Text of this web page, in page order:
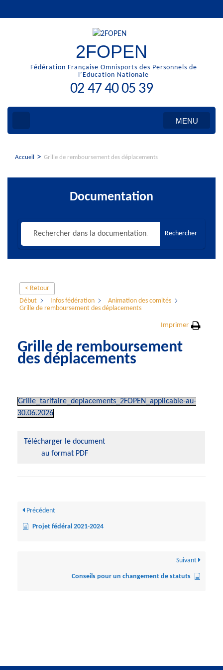
au
2FOPEN
Fédération Française Omnisports des Personnels de
l’Education Nationale
02 47 40 05 39
MENU
Accueil > Grille de remboursement des déplacements
Documentation
Rechercher
< Retour
Début
Infos fédération
Animation des comités
Grille de remboursement des déplacements
Imprimer
Grille de remboursement
des déplacements
Grille_tarifaire_deplacements_2FOPEN_applicable-au-
30.06.2026
Télécharger le document
au format PDF
Précédent
Projet fédéral 2021-2024
Suivant
Conseils pour un changement de statuts